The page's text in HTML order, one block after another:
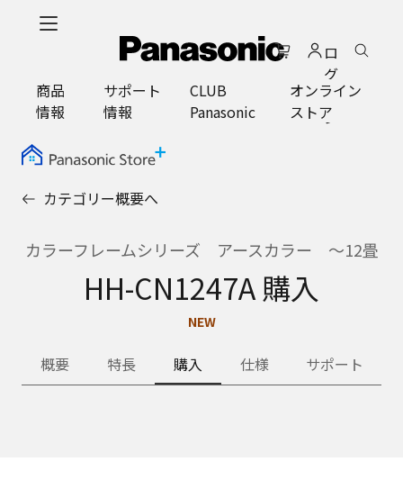
ロ
グ
イ
ン
商品
情報
サポート
情報
CLUB
Panasonic
オンライン
ストア
カテゴリー概要へ
カラーフレームシリーズ アースカラー ～12畳
HH-CN1247A 購入
NEW
概要 特長 購入 仕様 サポート